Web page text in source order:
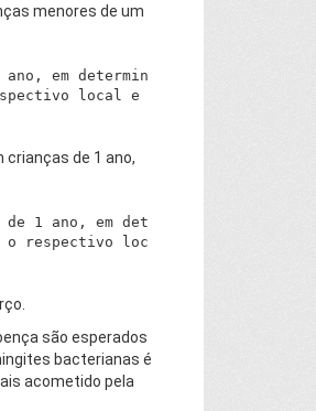
menores de um
ano, em determin
local e
crianças de 1 ano,
de 1 ano, em det
o respectivo loc
são esperados
bacterianas é
acometido pela